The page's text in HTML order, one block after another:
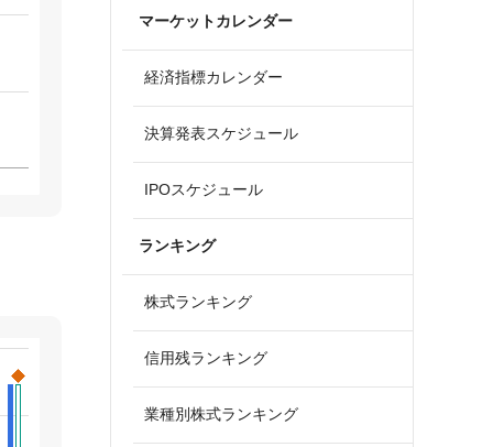
マーケットカレンダー
経済指標カレンダー
決算発表スケジュール
IPOスケジュール
ランキング
株式ランキング
信用残ランキング
業種別株式ランキング